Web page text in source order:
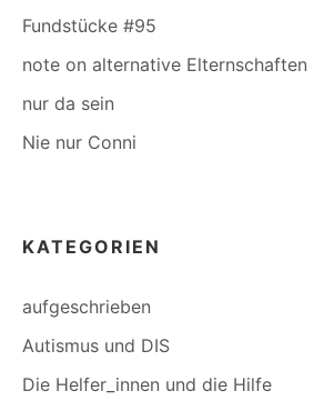
Fundstücke #95
note on alternative Elternschaften
nur da sein
Nie nur Conni
KATEGORIEN
aufgeschrieben
Autismus und DIS
Die Helfer_innen und die Hilfe